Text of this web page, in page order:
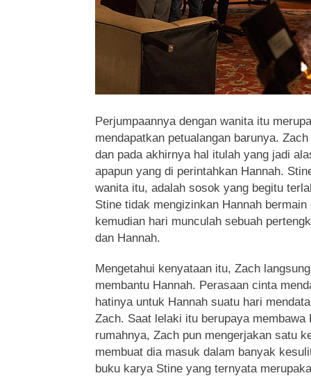
Perjumpaannya dengan wanita itu
mendapatkan petualangan barunya.
dan pada akhirnya hal itulah yang jadi
apapun yang di perintahkan Hannah.
wanita itu, adalah sosok yang begitu
Stine tidak mengizinkan Hannah
kemudian hari munculah sebuah
dan Hannah.
Mengetahui kenyataan itu, Zach
membantu Hannah. Perasaan cinta
hatinya untuk Hannah suatu hari
Zach. Saat lelaki itu berupaya
rumahnya, Zach pun mengerjakan satu
membuat dia masuk dalam banyak
buku karya Stine yang ternyata